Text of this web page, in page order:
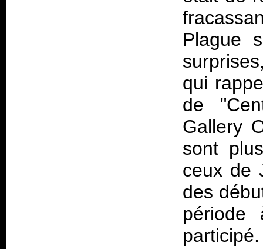
Plague
qui
de
Gallery
sont
ceux de
des